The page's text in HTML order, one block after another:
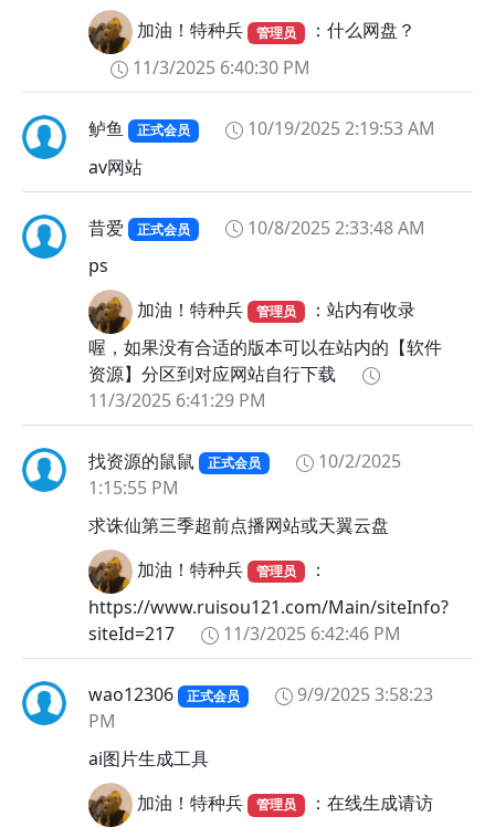
加油！特种兵
管理员
：什么网盘？
11/3/2025 6:40:30 PM
鲈鱼 正式会员
10/19/2025 2:19:53 AM
av网站
昔爱 正式会员
10/8/2025 2:33:48 AM
ps
加油！特种兵
管理员
：站内有收录
喔，如果没有合适的版本可以在站内的【软件
资源】分区到对应网站自行下载
11/3/2025 6:41:29 PM
找资源的鼠鼠 正式会员
10/2/2025
1:15:55 PM
求诛仙第三季超前点播网站或天翼云盘
加油！特种兵
管理员
：
https://www.ruisou121.com/Main/siteInfo?
siteId=217
11/3/2025 6:42:46 PM
wao12306 正式会员
9/9/2025 3:58:23
PM
ai图片生成工具
加油！特种兵
管理员
：在线生成请访